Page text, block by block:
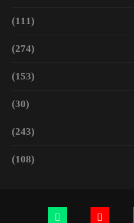
(111)
(274)
(153)
(30)
(243)
(108)